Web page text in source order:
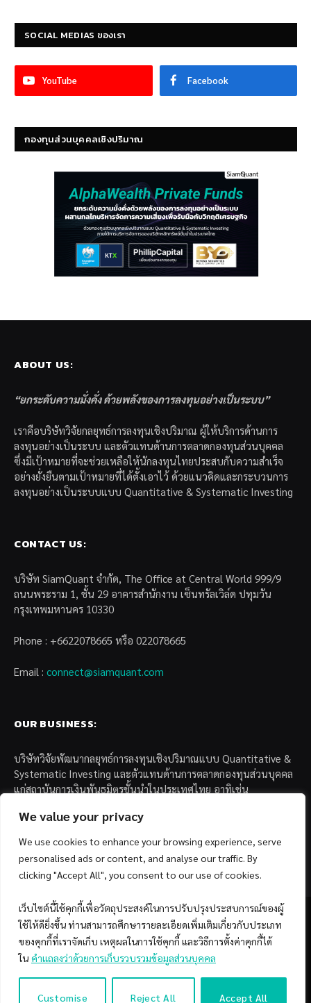
We value your privacy
We use cookies to enhance your browsing experience, serve
personalised ads or content, and analyse our traffic. By
clicking "Accept All", you consent to our use of cookies.
เว็บไซต์นี้ใช้คุกกี้เพื่อวัตถุประสงค์ในการปรับปรุงประสบการณ์ของผู้
ใช้ให้ดียิ่งขึ้น ท่านสามารถศึกษารายละเอียดเพิ่มเติมเกี่ยวกับประเภท
ของคุกกี้ที่เราจัดเก็บ เหตุผลในการใช้คุกกี้ และวิธีการตั้งค่าคุกกี้ได้
ใน คำแถลงว่าด้วยการเก็บรวบรวมข้อมูลส่วนบุคคล
Customise Reject All Accept All
SOCIAL MEDIAS ของเรา
YouTube Facebook
กองทุนส่วนบุคคลเชิงปริมาณ
ABOUT US:
“ยกระดับความมั่งคั่ง ด้วยพลังของการลงทุนอย่างเป็นระบบ”
เราคือบริษัทวิจัยกลยุทธ์การลงทุนเชิงปริมาณ ผู้ให้บริการด้านการ
ลงทุนอย่างเป็นระบบ และตัวแทนด้านการตลาดกองทุนส่วนบุคคล
ซึ่งมีเป้าหมายที่จะช่วยเหลือให้นักลงทุนไทยประสบกับความสำเร็จ
อย่างยั่งยืนตามเป้าหมายที่ได้ตั้งเอาไว้ ด้วยแนวคิดและกระบวนการ
ลงทุนอย่างเป็นระบบแบบ Quantitative & Systematic Investing
CONTACT US:
บริษัท SiamQuant จำกัด, The Office at Central World 999/9
ถนนพระราม 1, ชั้น 29 อาคารสำนักงาน เซ็นทรัลเวิล์ด ปทุมวัน
กรุงเทพมหานคร 10330
Phone : +6622078665 หรือ 022078665
Email : connect@siamquant.com
OUR BUSINESS:
บริษัทวิจัยพัฒนากลยุทธ์การลงทุนเชิงปริมาณแบบ Quantitative &
Systematic Investing และตัวแทนด้านการตลาดกองทุนส่วนบุคคล
แก่สถาบันการเงินพันธมิตรชั้นนำในประเทศไทย อาทิเช่น
– บล. กรุงไทย เอ็กซ์สปริง จำกัด
– บล. ฟิลลิป (ประเทศไทย) จำกัด (มหาชน)
Facebook YouTube